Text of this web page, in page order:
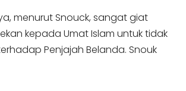
menurut Snouck, sangat giat
kepada Umat Islam untuk tidak
Penjajah Belanda. Snouk